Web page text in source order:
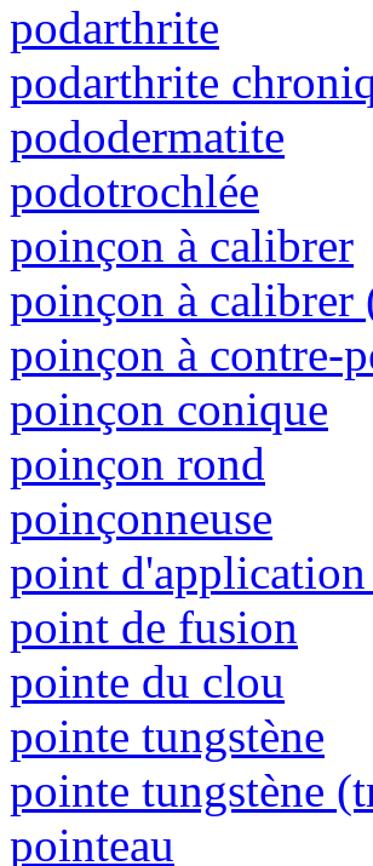
podarthrite
podarthrite
pododermatite
podotrochlée
poinçon à calibrer
poinçon à calibrer
poinçon à contre-
poinçon conique
poinçon rond
poinçonneuse
point
point de fusion
pointe du clou
pointe tungstène
pointe tungstène
pointeau